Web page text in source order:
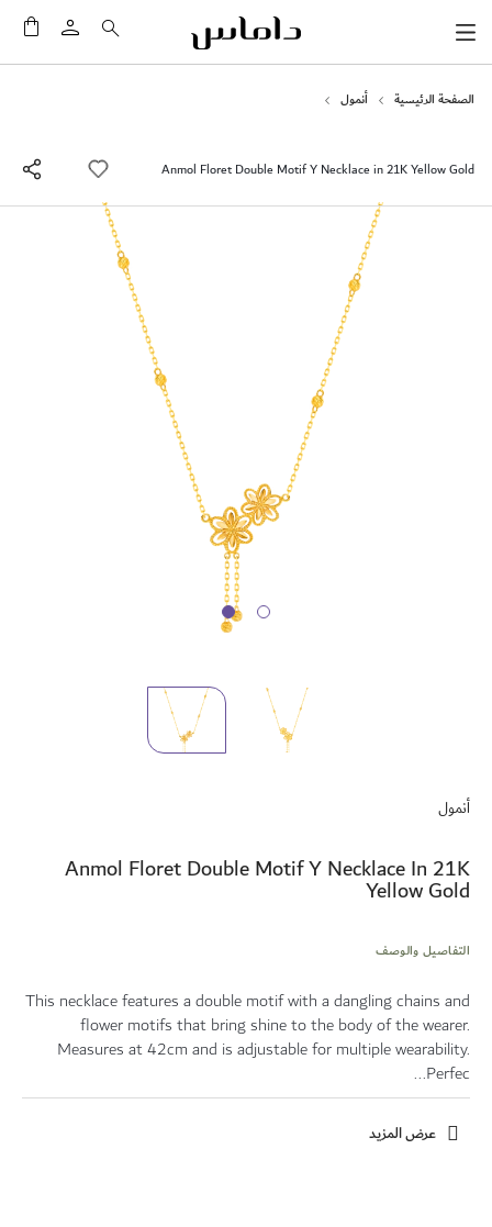
الصفحة الرئيسية أنمول
Anmol Floret Double Motif Y Necklace in 21K Yellow Gold
انتقل
إلى
بداية
الصور
أنمول
Anmol Floret Double Motif Y Necklace In 21K
Yellow Gold
التفاصيل والوصف
This necklace features a double motif with a dangling chains and
flower motifs that bring shine to the body of the wearer.
Measures at 42cm and is adjustable for multiple wearability.
Perfec...
عرض المزيد